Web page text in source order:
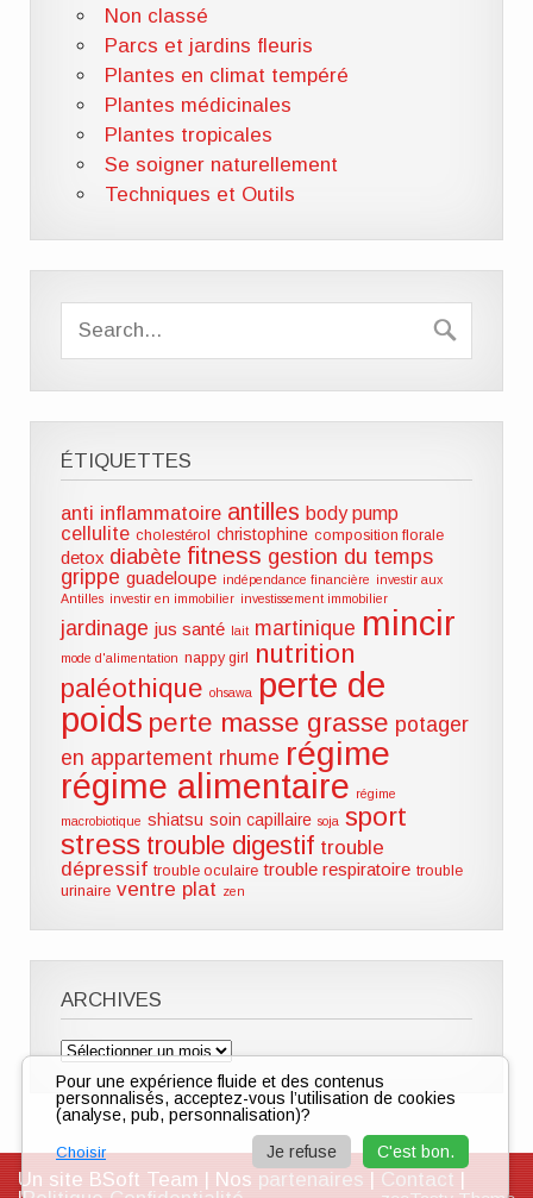
Non classé
Parcs et jardins fleuris
Plantes en climat tempéré
Plantes médicinales
Plantes tropicales
Se soigner naturellement
Techniques et Outils
ÉTIQUETTES
anti inflammatoire antilles body pump
cellulite cholestérol christophine composition florale
detox diabète fitness gestion du temps
grippe guadeloupe indépendance financière investir aux
Antilles investir en immobilier investissement immobilier
jardinage jus santé lait martinique mincir
mode d'alimentation nappy girl nutrition
paléothique ohsawa
perte de
poids perte masse grasse potager
en appartement rhume régime
régime alimentaire régime
macrobiotique shiatsu soin capillaire soja sport
stress trouble digestif trouble
dépressif trouble oculaire trouble respiratoire trouble
urinaire ventre plat zen
ARCHIVES
Archives
Un site BSoft Team | Nos partenaires Contact
Pour une expérience fluide et des contenus
personnalisés, acceptez-vous l’utilisation de cookies
(analyse, pub, personnalisation)?
Choisir Je refuse C'est bon.